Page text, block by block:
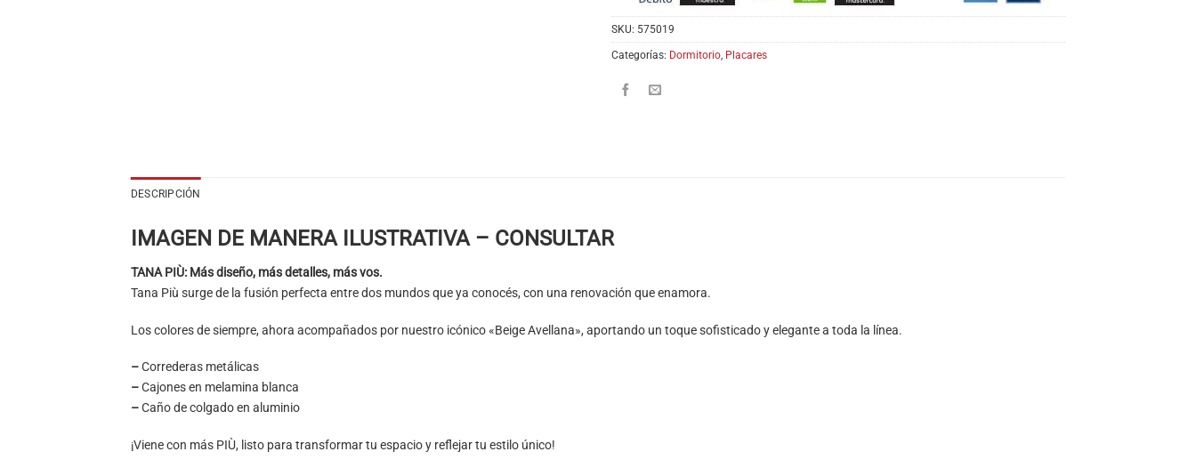
SKU: 575019
Categorías: Dormitorio, Placares
DESCRIPCIÓN
IMAGEN DE MANERA ILUSTRATIVA – CONSULTAR
TANA PIÙ: Más diseño, más detalles, más vos.
Tana Più surge de la fusión perfecta entre dos mundos que ya conocés, con una renovación que enamora.
Los colores de siempre, ahora acompañados por nuestro icónico «Beige Avellana», aportando un toque sofisticado y elegante a toda la línea.
–Correderas metálicas
–Cajones en melamina blanca
–Caño de colgado en aluminio
¡Viene con más PIÙ, listo para transformar tu espacio y reflejar tu estilo único!